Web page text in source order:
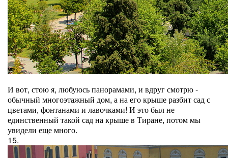
И вот, стою я, любуюсь панорамами, и вдруг смотрю -
обычный многоэтажный дом, а на его крыше разбит сад с
цветами, фонтанами и лавочками! И это был не
единственный такой сад на крыше в Тиране, потом мы
увидели еще много.
15.